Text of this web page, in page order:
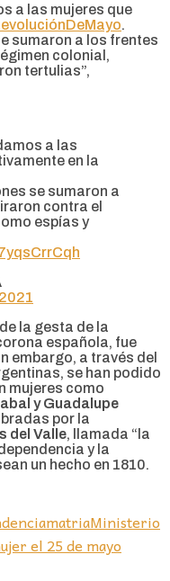
a las mujeres que
.
sumaron a los frentes
colonial,
tertulias”,
a las
en la
se sumaron a
contra el
espías y
la gesta de la
española, fue
embargo, a través del
se han podido
mujeres como
y Guadalupe
por la
del Valle, llamada “la
y la
un hecho en 1810.
matriaMinisterio
el 25 de mayo